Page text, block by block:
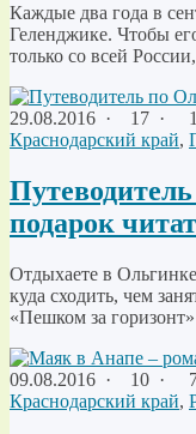
Каждые два года в
Геленджике. Чтобы
только со всей
29.08.2016 · 17 ·
Краснодарский край,
подарок
Отдыхаете в
куда сходить, чем
«Пешком за
09.08.2016 · 10 ·
Краснодарский край,